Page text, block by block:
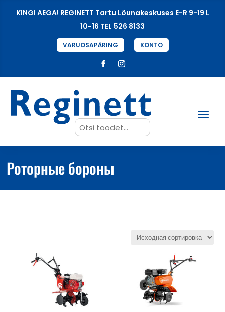
KINGI AEGA! REGINETT Tartu Lõunakeskuses E-R 9-19 L
10-16 TEL 526 8133
VARUOSAPÄRING KONTO
Search
for:
Роторные бороны